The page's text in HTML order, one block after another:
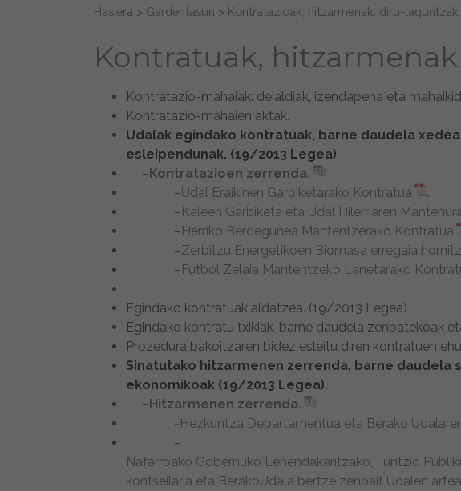
Search for:
Hasiera > Gardentasun > Kontratazioak, hitzarmenak, diru-
Kontratuak,
Kontratazio-mahaiak: deialdiak, izendapena eta
Kontratazio-mahaien aktak.
Udalak egindako kontratuak, barne daudela
esleipendunak. (19/2013 Legea)
–Kontratazioen zerrenda.
–Udal Eraikinen Garbiketarako Kontratua
.
–Kaleen Garbiketa eta Udal Hilerriaren
–Herriko Berdegunea Mantentzerako Kontratua
–Zerbitzu Energetikoen Biomasa erregaia
–Futbol Zelaia Mantentzeko Lanetarako
Egindako kontratuak aldatzea. (19/2013 Legea)
Egindako kontratu txikiak, barne daudela zenbatekoak
Prozedura bakoitzaren bidez esleitu diren kontratuen
Sinatutako hitzarmenen zerrenda, barne
ekonomikoak (19/2013 Legea).
–Hitzarmenen zerrenda.
-Hezkuntza Departamentua eta Berako
–
Nafarroako Gobernuko Lehendakaritzako, Funtzio
kontseilaria eta BerakoUdala bertze zenbait Udalen